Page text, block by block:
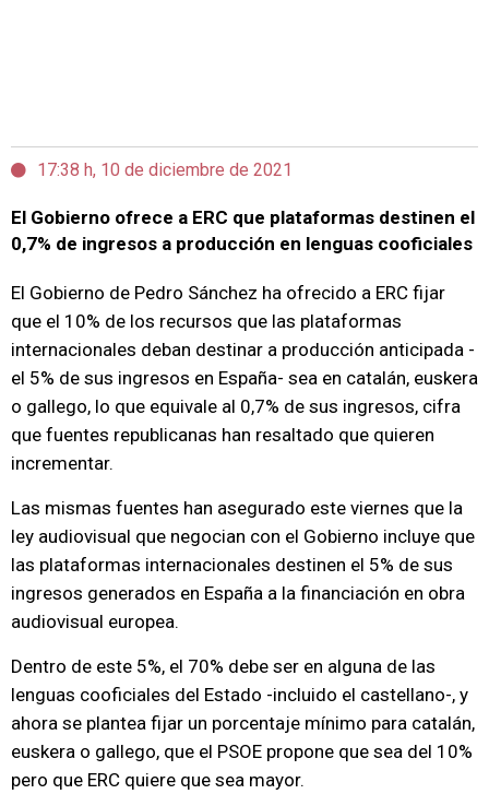
17:38 h, 10 de diciembre de 2021
El Gobierno ofrece a ERC que plataformas destinen el
0,7% de ingresos a producción en lenguas cooficiales
El Gobierno de Pedro Sánchez ha ofrecido a ERC fijar
que el 10% de los recursos que las plataformas
internacionales deban destinar a producción anticipada -
el 5% de sus ingresos en España- sea en catalán, euskera
o gallego, lo que equivale al 0,7% de sus ingresos, cifra
que fuentes republicanas han resaltado que quieren
incrementar.
Las mismas fuentes han asegurado este viernes que la
ley audiovisual que negocian con el Gobierno incluye que
las plataformas internacionales destinen el 5% de sus
ingresos generados en España a la financiación en obra
audiovisual europea.
Dentro de este 5%, el 70% debe ser en alguna de las
lenguas cooficiales del Estado -incluido el castellano-, y
ahora se plantea fijar un porcentaje mínimo para catalán,
euskera o gallego, que el PSOE propone que sea del 10%
pero que ERC quiere que sea mayor.